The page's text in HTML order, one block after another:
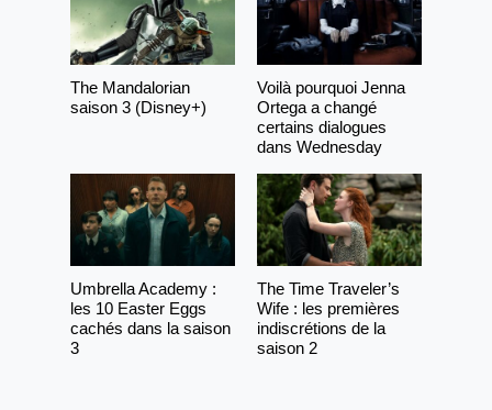
The Mandalorian
saison 3 (Disney+)
Voilà pourquoi Jenna
Ortega a changé
certains dialogues
dans Wednesday
Umbrella Academy :
les 10 Easter Eggs
cachés dans la saison
3
The Time Traveler’s
Wife : les premières
indiscrétions de la
saison 2